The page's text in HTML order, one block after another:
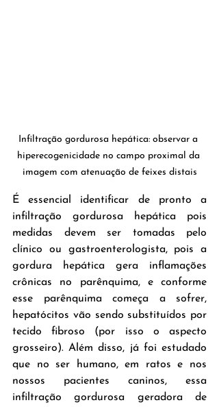
Infiltração gordurosa hepática: observar a
hiperecogenicidade no campo proximal da
imagem com atenuação de feixes distais
É essencial identificar de pronto a
infiltração gordurosa hepática pois
medidas devem ser tomadas pelo
clínico ou gastroenterologista, pois a
gordura hepática gera inflamações
crônicas no parênquima, e conforme
esse parênquima começa a sofrer,
hepatócitos vão sendo substituídos por
tecido fibroso (por isso o aspecto
grosseiro). Além disso, já foi estudado
que no ser humano, em ratos e nos
nossos pacientes caninos, essa
infiltração gordurosa geradora de